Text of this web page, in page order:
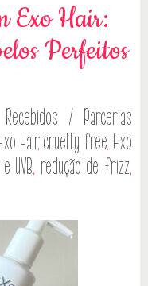
Exo Hair:
Perfeitos
Recebidos / Parcerias
Hair,cruelty free, Exo
UVB, redução de frizz,